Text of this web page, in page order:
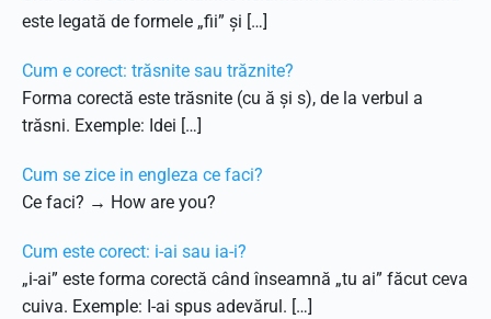
este legată de formele „fii” și […]
Cum e corect: trăsnite sau trăznite?
Forma corectă este trăsnite (cu ă și s), de la verbul a
trăsni. Exemple: Idei […]
Cum se zice in engleza ce faci?
Ce faci? → How are you?
Cum este corect: i-ai sau ia-i?
„i-ai” este forma corectă când înseamnă „tu ai” făcut ceva
cuiva. Exemple: I-ai spus adevărul. […]